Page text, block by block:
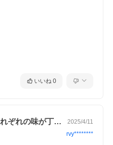
いいね 0
手頃な大きさの量で、それぞれの味が丁度… 2025/4/11
rvy********